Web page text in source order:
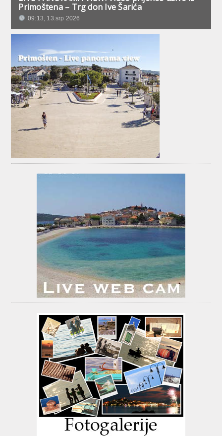
Primoštena – Trg don Ive Šarića
09:13, 13.srp 2026